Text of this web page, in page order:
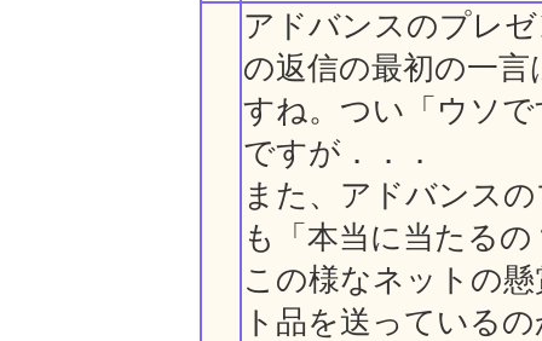
アドバンスのプレ
の返信の最初の一
すね。つい「ウソ
ですが．．．
また、アドバンス
も「本当に当たる
この様なネットの
ト品を送っている